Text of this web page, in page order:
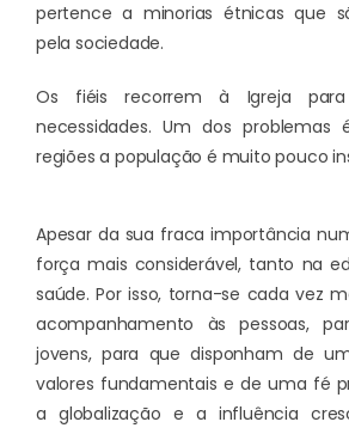
pertence a minorias étnicas que
pela sociedade.
Os fiéis recorrem à Igreja
necessidades. Um dos
regiões a população é muito pouco
Apesar da sua fraca importância
força mais considerável, tanto na
saúde. Por isso, torna-se cada vez
acompanhamento às pessoas,
jovens, para que disponham de
valores fundamentais e de uma fé
a globalização e a influência